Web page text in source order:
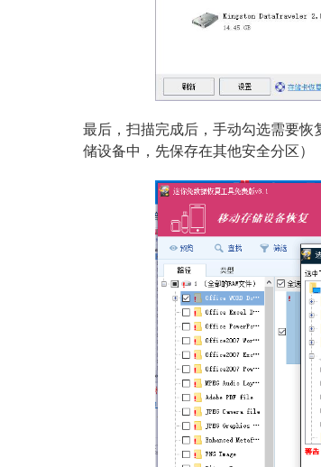
最后，扫描完成后，手动勾选需要
储设备中，先保存在其他安全分区）